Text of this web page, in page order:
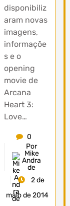
disponibiliz
aram novas
imagens,
informaçõe
s e o
opening
movie de
Arcana
Heart 3:
Love…
0
Por
Mike
Andra
de
2 de
maio de 2014